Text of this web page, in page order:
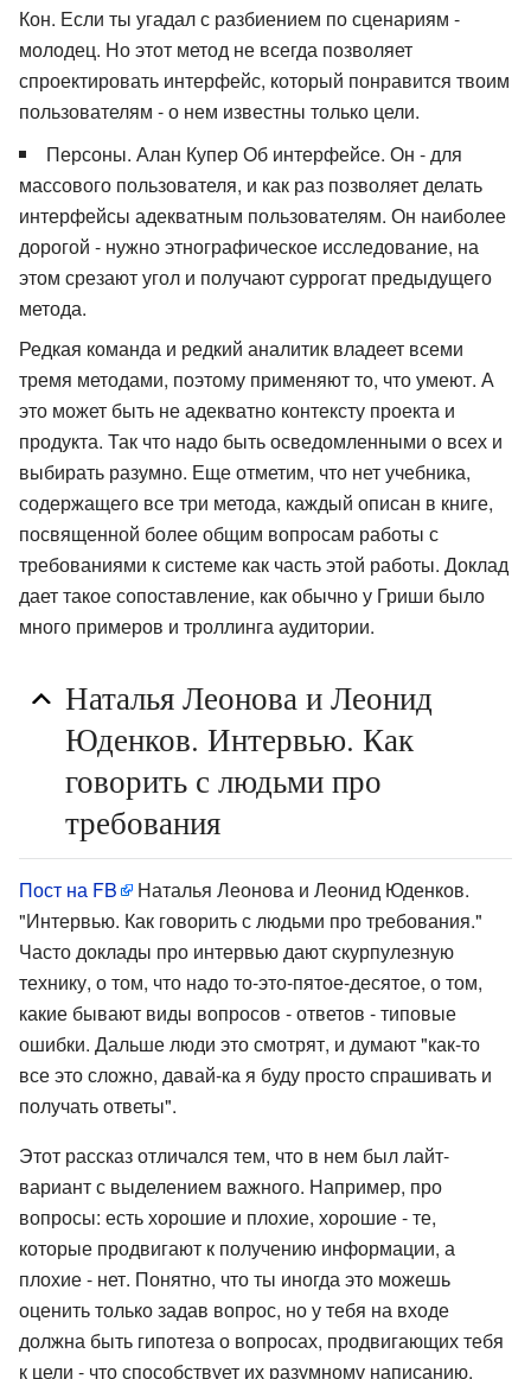
Кон. Если ты угадал с разбиением по сценариям -
молодец. Но этот метод не всегда позволяет
спроектировать интерфейс, который понравится твоим
пользователям - о нем известны только цели.
Персоны. Алан Купер Об интерфейсе. Он - для
массового пользователя, и как раз позволяет делать
интерфейсы адекватным пользователям. Он наиболее
дорогой - нужно этнографическое исследование, на
этом срезают угол и получают суррогат предыдущего
метода.
Редкая команда и редкий аналитик владеет всеми
тремя методами, поэтому применяют то, что умеют. А
это может быть не адекватно контексту проекта и
продукта. Так что надо быть осведомленными о всех и
выбирать разумно. Еще отметим, что нет учебника,
содержащего все три метода, каждый описан в книге,
посвященной более общим вопросам работы с
требованиями к системе как часть этой работы. Доклад
дает такое сопоставление, как обычно у Гриши было
много примеров и троллинга аудитории.
Наталья Леонова и Леонид
Юденков. Интервью. Как
говорить с людьми про
требования
Пост на FB
Наталья Леонова и Леонид Юденков.
"Интервью. Как говорить с людьми про требования."
Часто доклады про интервью дают скурпулезную
технику, о том, что надо то-это-пятое-десятое, о том,
какие бывают виды вопросов - ответов - типовые
ошибки. Дальше люди это смотрят, и думают "как-то
все это сложно, давай-ка я буду просто спрашивать и
получать ответы".
Этот рассказ отличался тем, что в нем был лайт-
вариант с выделением важного. Например, про
вопросы: есть хорошие и плохие, хорошие - те,
которые продвигают к получению информации, а
плохие - нет. Понятно, что ты иногда это можешь
оценить только задав вопрос, но у тебя на входе
должна быть гипотеза о вопросах, продвигающих тебя
к цели - что способствует их разумному написанию.